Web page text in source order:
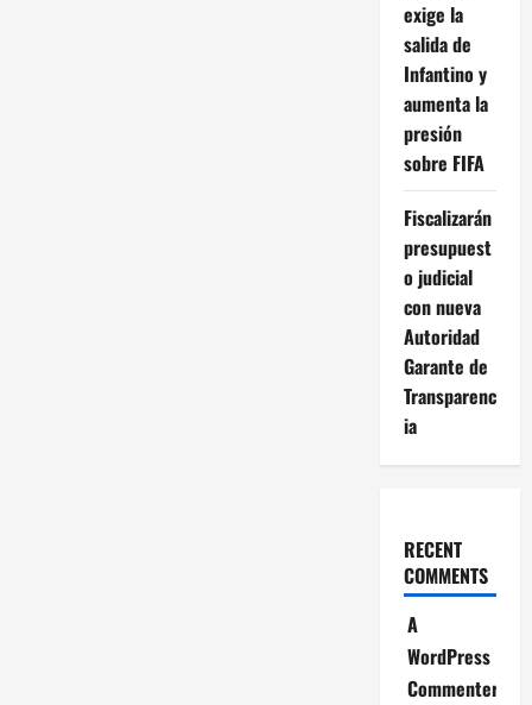
exige la
salida de
Infantino y
aumenta la
presión
sobre FIFA
Fiscalizarán
presupuest
o judicial
con nueva
Autoridad
Garante de
Transparenc
ia
RECENT
COMMENTS
A
WordPress
Commenter